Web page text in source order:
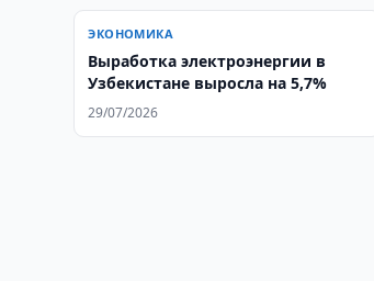
ЭКОНОМИКА
Выработка электроэнергии в
Узбекистане выросла на 5,7%
29/07/2026